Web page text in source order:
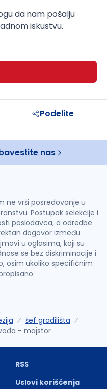
da nam pošalju
iskustvu.
Podelite
nas
ne vrši posredovanje u
Postupak selekcije i
poslodavca, a odredbe
dogovor između
u oglasima, koji su
se bez diskriminacije i
osim ukoliko specifičnim
šef gradilišta
- majstor
RSS
Uslovi korišćenja